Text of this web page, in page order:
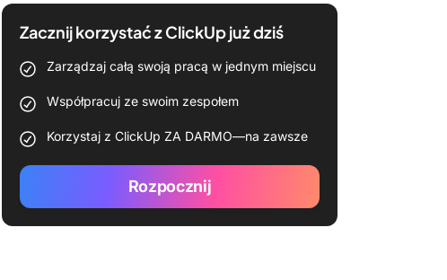
Zacznij korzystać z ClickUp już dziś
Zarządzaj całą swoją pracą w jednym miejscu
Współpracuj ze swoim zespołem
Korzystaj z ClickUp ZA DARMO—na zawsze
Rozpocznij